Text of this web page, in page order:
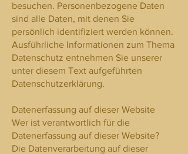
besuchen. Personenbezogene Daten
sind alle Daten, mit denen Sie
persönlich identifiziert werden können.
Ausführliche Informationen zum Thema
Datenschutz entnehmen Sie unserer
unter diesem Text aufgeführten
Datenschutzerklärung.
Datenerfassung auf dieser Website
Wer ist verantwortlich für die
Datenerfassung auf dieser Website?
Die Datenverarbeitung auf dieser